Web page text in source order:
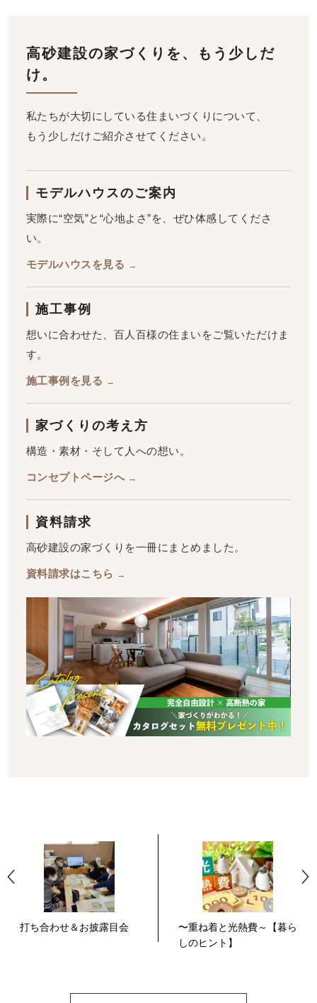
高砂建設の家づくりを、もう少しだ
け。
私たちが大切にしている住まいづくりについて、
もう少しだけご紹介させてください。
モデルハウスのご案内
実際に“空気”と“心地よさ”を、ぜひ体感してくださ
い。
モデルハウスを見る →
施工事例
想いに合わせた、百人百様の住まいをご覧いただけま
す。
施工事例を見る →
家づくりの考え方
構造・素材・そして人への想い。
コンセプトページへ →
資料請求
高砂建設の家づくりを一冊にまとめました。
資料請求はこちら →
打ち合わせ＆お披露目会
〜重ね着と光熱費～【暮ら
しのヒント】